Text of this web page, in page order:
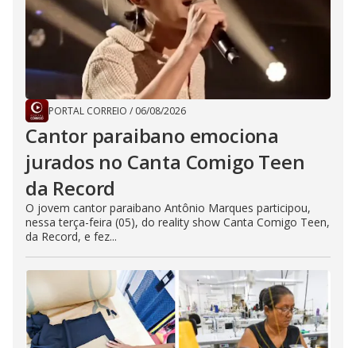
PORTAL CORREIO / 06/08/2026
Cantor paraibano emociona
jurados no Canta Comigo Teen
da Record
O jovem cantor paraibano Antônio Marques participou,
nessa terça-feira (05), do reality show Canta Comigo Teen,
da Record, e fez...